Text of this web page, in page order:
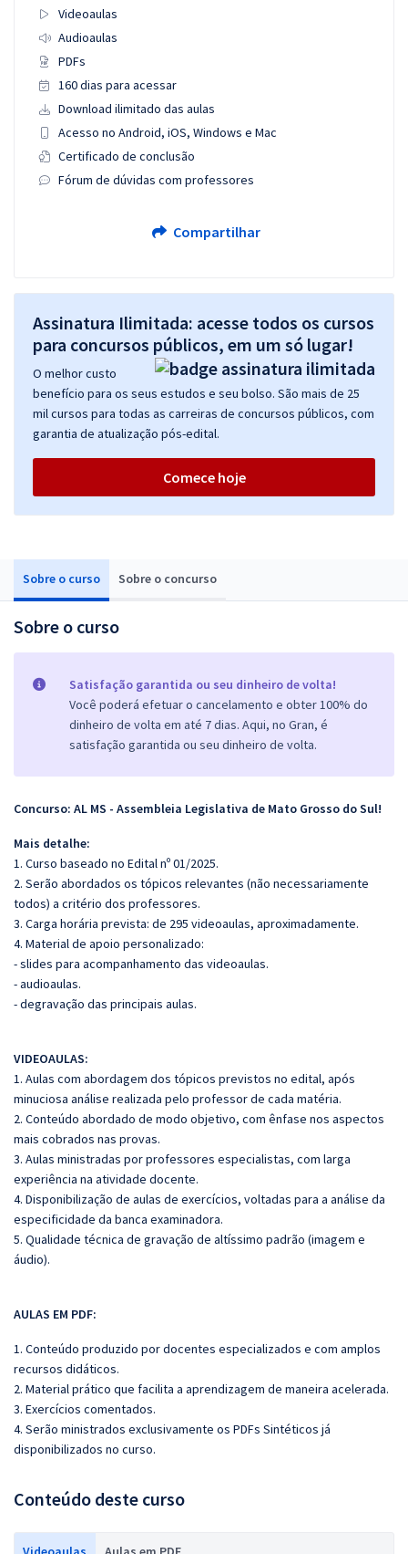
Sobre o curso Sobre o concurso
Sobre o curso
Satisfação garantida ou seu dinheiro de volta!
Você poderá efetuar o cancelamento e obter 100% do
dinheiro de volta em até 7 dias. Aqui, no Gran, é
satisfação garantida ou seu dinheiro de volta.
Concurso: AL MS - Assembleia Legislativa de Mato Grosso do Sul!
Mais detalhe:
1. Curso baseado no Edital nº 01/2025.
2. Serão abordados os tópicos relevantes (não necessariamente
todos) a critério dos professores.
3. Carga horária prevista: de 295 videoaulas, aproximadamente.
4. Material de apoio personalizado:
- slides para acompanhamento das videoaulas.
- audioaulas.
- degravação das principais aulas.
VIDEOAULAS:
1. Aulas com abordagem dos tópicos previstos no edital, após
minuciosa análise realizada pelo professor de cada matéria.
2. Conteúdo abordado de modo objetivo, com ênfase nos aspectos
mais cobrados nas provas.
3. Aulas ministradas por professores especialistas, com larga
experiência na atividade docente.
4. Disponibilização de aulas de exercícios, voltadas para a análise da
especificidade da banca examinadora.
5. Qualidade técnica de gravação de altíssimo padrão (imagem e
áudio).
AULAS EM PDF:
1. Conteúdo produzido por docentes especializados e com amplos
recursos didáticos.
2. Material prático que facilita a aprendizagem de maneira acelerada.
3. Exercícios comentados.
4. Serão ministrados exclusivamente os PDFs Sintéticos já
disponibilizados no curso.
Conteúdo deste curso
Videoaulas
Audioaulas
PDFs
160 dias para acessar
Download ilimitado das aulas
Acesso no Android, iOS, Windows e Mac
Certificado de conclusão
Fórum de dúvidas com professores
Compartilhar
Assinatura Ilimitada: acesse todos os cursos
para concursos públicos, em um só lugar!
O melhor custo
benefício para os seus estudos e seu bolso. São mais de 25
mil cursos para todas as carreiras de concursos públicos, com
garantia de atualização pós-edital.
Comece hoje